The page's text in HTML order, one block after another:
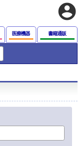
account_circle
医療機器 書籍通販